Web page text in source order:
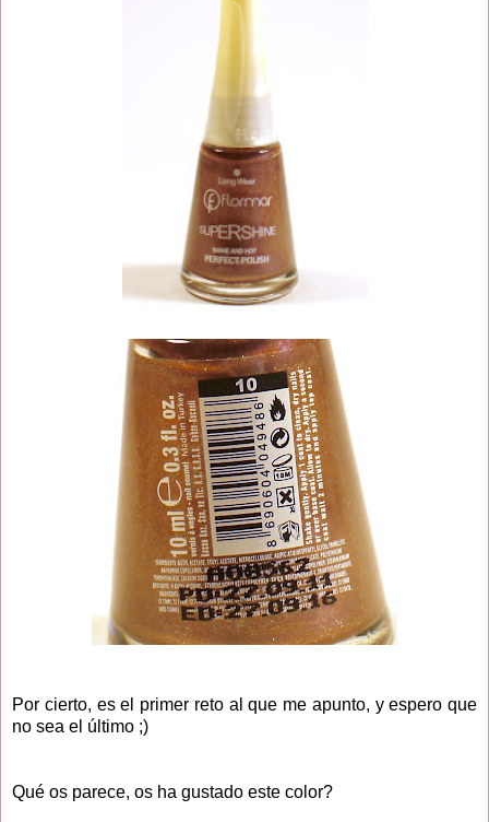
Por cierto, es el primer reto al que me apunto, y espero que
no sea el último ;)
Qué os parece, os ha gustado este color?